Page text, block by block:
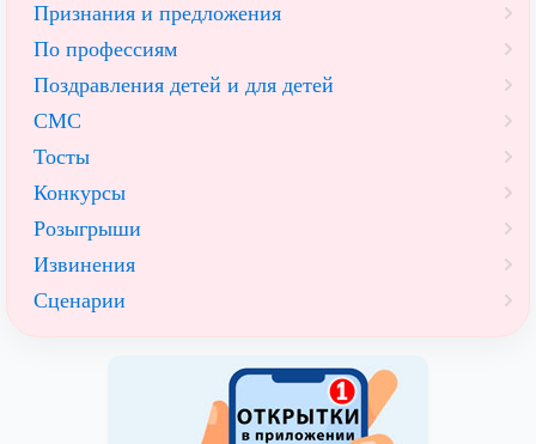
Признания и предложения
По профессиям
Поздравления детей и для детей
СМС
Тосты
Конкурсы
Розыгрыши
Извинения
Сценарии